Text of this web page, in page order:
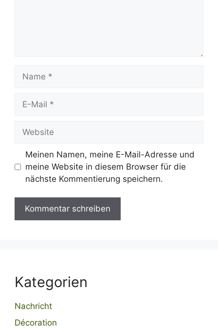
Mail
Meinen Namen, meine E-Mail-Adresse und
meine Website in diesem Browser für die
nächste Kommentierung speichern.
Kategorien
Nachricht
Décoration